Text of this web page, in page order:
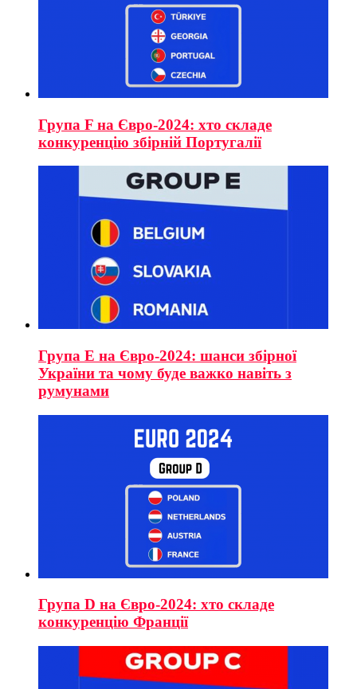
Група F на Євро-2024: хто складе
конкуренцію збірній Португалії
Група E на Євро-2024: шанси збірної
України та чому буде важко навіть з
румунами
Група D на Євро-2024: хто складе
конкуренцію Франції